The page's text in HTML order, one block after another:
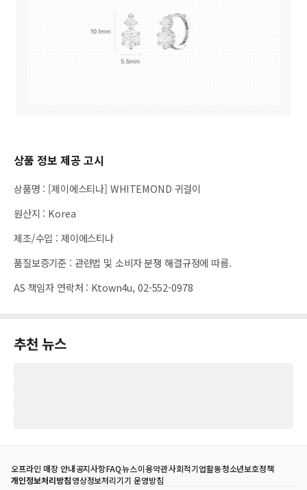
상품 정보 제공 고시
상품명 : [제이에스티나] WHITEMOND 귀걸이
원산지 : Korea
제조/수입 : 제이에스티나
품질보증기준 : 관련법 및 소비자 분쟁 해결규정에 따름.
AS 책임자 연락처 : Ktown4u, 02-552-0978
추천 뉴스
오프라인 매장 안내공지사항FAQ뉴스이용약관사회적기업활동청소년보호정책
개인정보처리방침영상정보처리기기 운영방침